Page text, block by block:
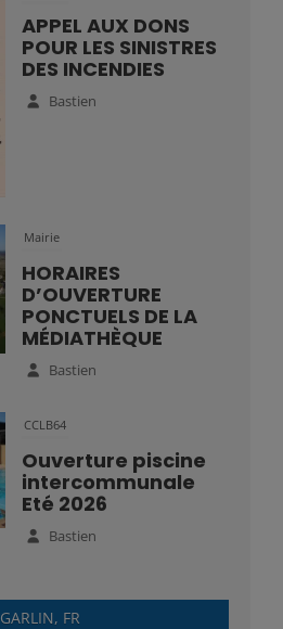
APPEL AUX DONS
POUR LES SINISTRES
DES INCENDIES
Bastien
Mairie
HORAIRES
D’OUVERTURE
PONCTUELS DE LA
MÉDIATHÈQUE
Bastien
CCLB64
Ouverture piscine
intercommunale
Eté 2026
Bastien
GARLIN, FR